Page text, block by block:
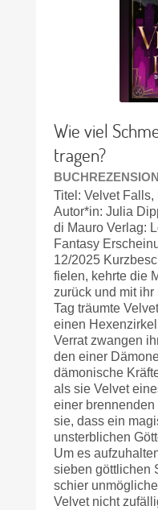
Wie viel
tragen?
BUCHREZENSION
Titel: Velvet Falls,
Autor*in: Julia
di Mauro Verlag:
Fantasy
12/2025
fielen, kehrte die
zurück und mit
Tag träumte
einen
Verrat zwangen
den einer
dämonische
als sie Velvet
einer
sie, dass ein
unsterblichen
Um es
sieben göttlichen
schier
Velvet nicht